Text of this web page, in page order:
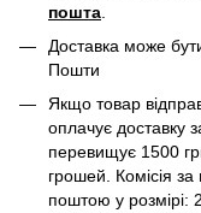
пошта
Доставка може
Пошти
Якщо товар
оплачує доставку
перевищує 1500
грошей. Комісія
поштою у розмірі: